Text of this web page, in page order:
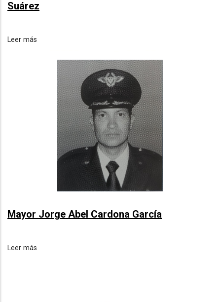
Suárez
Leer más
Mayor Jorge Abel Cardona García
Leer más